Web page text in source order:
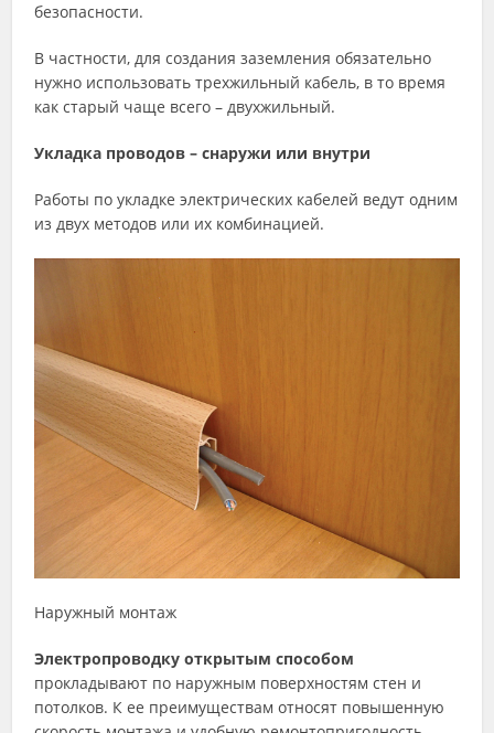
безопасности.
В частности, для создания заземления обязательно
нужно использовать трехжильный кабель, в то время
как старый чаще всего – двухжильный.
Укладка проводов – снаружи или внутри
Работы по укладке электрических кабелей ведут одним
из двух методов или их комбинацией.
Наружный монтаж
Электропроводку открытым способом
прокладывают по наружным поверхностям стен и
потолков. К ее преимуществам относят повышенную